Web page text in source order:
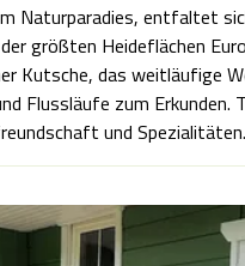
Naturparadies, entfaltet
größten Heideflächen
Kutsche, das weitläufige
Flussläufe zum
und Spezialitäten.